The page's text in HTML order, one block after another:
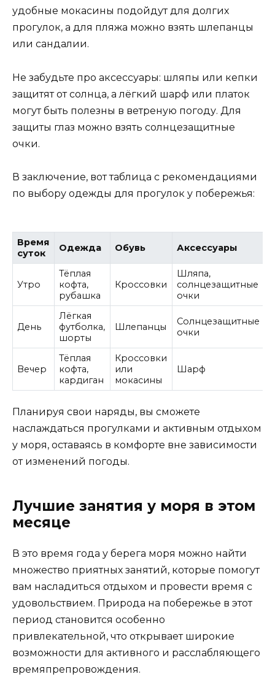
удобные мокасины подойдут для долгих
прогулок, а для пляжа можно взять шлепанцы
или сандалии.
Не забудьте про аксессуары: шляпы или кепки
защитят от солнца, а лёгкий шарф или платок
могут быть полезны в ветреную погоду. Для
защиты глаз можно взять солнцезащитные
очки.
В заключение, вот таблица с рекомендациями
по выбору одежды для прогулок у побережья:
Время
суток
Одежда Обувь Аксессуары
Утро
Тёплая
кофта,
рубашка
Кроссовки
Шляпа,
солнцезащитные
очки
День
Лёгкая
футболка,
шорты
Шлепанцы
Солнцезащитные
очки
Вечер
Тёплая
кофта,
кардиган
Кроссовки
или
мокасины
Шарф
Планируя свои наряды, вы сможете
наслаждаться прогулками и активным отдыхом
у моря, оставаясь в комфорте вне зависимости
от изменений погоды.
Лучшие занятия у моря в этом
месяце
В это время года у берега моря можно найти
множество приятных занятий, которые помогут
вам насладиться отдыхом и провести время с
удовольствием. Природа на побережье в этот
период становится особенно
привлекательной, что открывает широкие
возможности для активного и расслабляющего
времяпрепровождения.